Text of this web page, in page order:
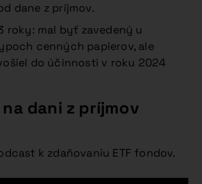
dane z príjmov.
roky: mal byť zavedený u
cenných papierov, ale
do účinnosti v roku 2024
dani z príjmov
k zdaňovaniu ETF fondov.